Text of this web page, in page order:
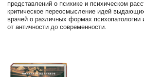
представлений о психике и психическом
критическое переосмысление идей
врачей о различных формах психопатологии
от античности до современности.